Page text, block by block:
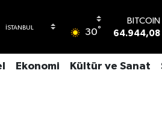
30°
DOLAR
47,7436
55,2510
Ekonomi Kültür ve Sanat